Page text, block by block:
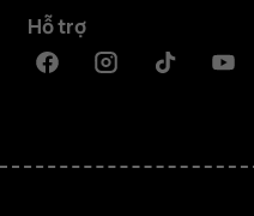
Hỗ trợ
FacebookInstagramTiktok